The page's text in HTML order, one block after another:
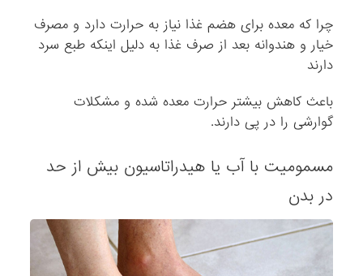
چرا که معده برای هضم غذا نیاز به حرارت دارد و مصرف
خیار و هندوانه بعد از صرف غذا به دلیل اینکه طبع سرد
دارند
باعث کاهش بیشتر حرارت معده شده و مشکلات
گوارشی را در پی دارند.
مسمومیت با آب یا هیدراتاسیون بیش از حد
در بدن